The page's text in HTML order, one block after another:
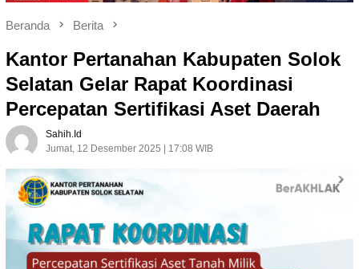
Beranda Berita
Kantor Pertanahan Kabupaten Solok
Selatan Gelar Rapat Koordinasi
Percepatan Sertifikasi Aset Daerah
Sahih.id
Jumat, 12 Desember 2025 | 17:08 WIB